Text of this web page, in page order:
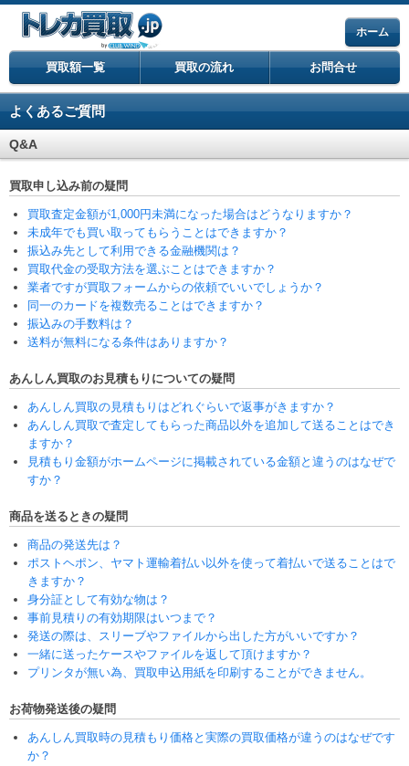
ホーム
買取額一覧 買取の流れ お問合せ
よくあるご質問
Q&A
買取申し込み前の疑問
買取査定金額が1,000円未満になった場合はどうなりますか？
未成年でも買い取ってもらうことはできますか？
振込み先として利用できる金融機関は？
買取代金の受取方法を選ぶことはできますか？
業者ですが買取フォームからの依頼でいいでしょうか？
同一のカードを複数売ることはできますか？
振込みの手数料は？
送料が無料になる条件はありますか？
あんしん買取のお見積もりについての疑問
あんしん買取の見積もりはどれぐらいで返事がきますか？
あんしん買取で査定してもらった商品以外を追加して送ることはでき
ますか？
見積もり金額がホームページに掲載されている金額と違うのはなぜで
すか？
商品を送るときの疑問
商品の発送先は？
ポストヘポン、ヤマト運輸着払い以外を使って着払いで送ることはで
きますか？
身分証として有効な物は？
事前見積りの有効期限はいつまで？
発送の際は、スリーブやファイルから出した方がいいですか？
一緒に送ったケースやファイルを返して頂けますか？
プリンタが無い為、買取申込用紙を印刷することができません。
お荷物発送後の疑問
あんしん買取時の見積もり価格と実際の買取価格が違うのはなぜです
か？